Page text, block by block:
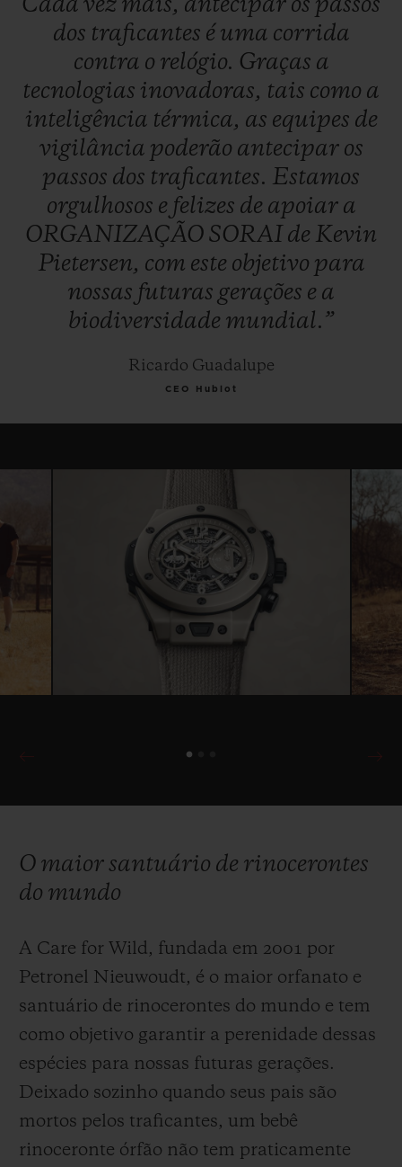
Cada vez mais, antecipar os passos
dos traficantes é uma corrida
contra o relógio. Graças a
tecnologias inovadoras, tais como a
inteligência térmica, as equipes de
vigilância poderão antecipar os
passos dos traficantes. Estamos
orgulhosos e felizes de apoiar a
ORGANIZAÇÃO SORAI de Kevin
Pietersen, com este objetivo para
nossas futuras gerações e a
biodiversidade mundial.”
Ricardo Guadalupe
CEO Hublot
O maior santuário de rinocerontes
do mundo
A Care for Wild, fundada em 2001 por
Petronel Nieuwoudt, é o maior orfanato e
santuário de rinocerontes do mundo e tem
como objetivo garantir a perenidade dessas
espécies para nossas futuras gerações.
Deixado sozinho quando seus pais são
mortos pelos traficantes, um bebê
rinoceronte órfão não tem praticamente